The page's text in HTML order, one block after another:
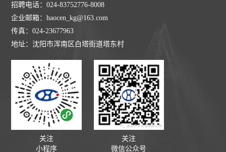
招聘电话：024-83752776-8008
企业邮箱：haocen_kg@163.com
传真：024-23677963
地址：沈阳市浑南区白塔街道塔东村
关注
小程序
关注
微信公众号